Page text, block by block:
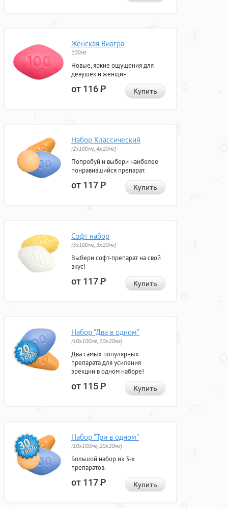
Женская Виагра
100мг
Новые, яркие ощущения для
девушек и женщин.
от 116Р Купить
Набор Классический
(2x100мг, 4x20мг)
Попробуй и выбери наиболее
понравившийся препарат.
от 117Р Купить
Софт набор
(3x100мг, 3x20мг)
Выбери софт-препарат на свой
вкус!
от 117Р Купить
Набор "Два в одном"
(10x100мг, 10x20мг)
Два самых популярных
препарата для усиления
эрекции в одном наборе!
от 115Р Купить
Набор "Три в одном"
(10x100мг, 20x20мг)
Большой набор из 3-х
препаратов.
от 117Р Купить